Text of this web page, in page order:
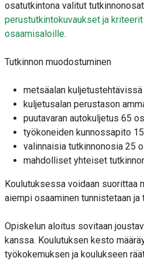
osatutkintona valitut
perustutkintokuvaukset ja
osaamisaloille.
Tutkinnon muodostuminen
metsäalan
kuljetusalan perustason
puutavaran autokuljetus 65
työkoneiden kunnossapito
valinnaisia tutkinnonosia 25
mahdolliset yhteiset
Koulutuksessa voidaan suorittaa
aiempi osaaminen tunnistetaan ja
Opiskelun aloitus sovitaan
kanssa. Koulutuksen kesto
työkokemuksen ja koulukseen